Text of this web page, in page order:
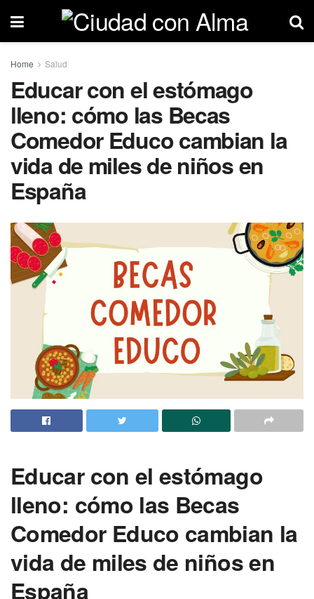
Home Salud
Educar con el estómago
lleno: cómo las Becas
Comedor Educo cambian la
vida de miles de niños en
España
Educar con el estómago
lleno: cómo las Becas
Comedor Educo cambian la
vida de miles de niños en
España